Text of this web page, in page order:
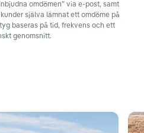
omdömen” via e-post, samt
själva lämnat ett omdöme på
baseras på tid, frekvens och ett
genomsnitt.